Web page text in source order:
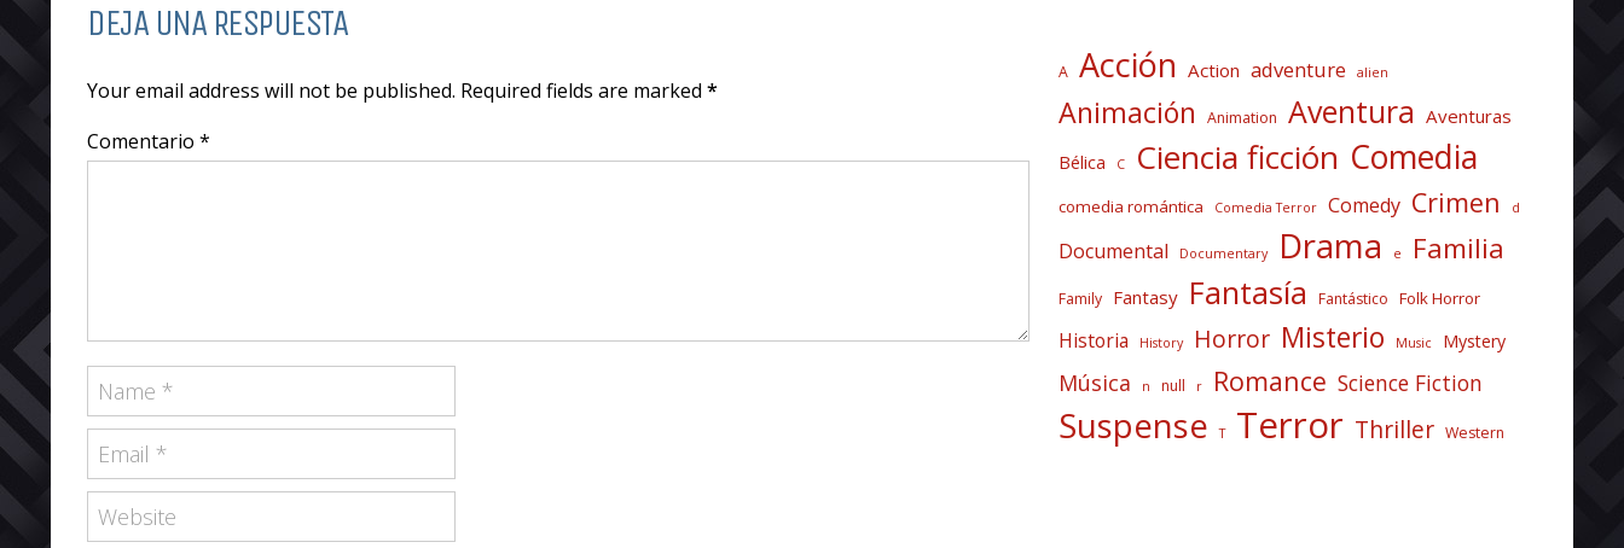
DEJA UNA RESPUESTA
Your email address will not be published. Required fields are marked *
Comentario *
A Acción Action adventure alien
Animación Animation Aventura Aventuras
Bélica C Ciencia ficción Comedia
comedia romántica Comedia Terror Comedy Crimen d
Documental Documentary Drama e Familia
Family Fantasy Fantasía Fantástico Folk Horror
Historia History Horror Misterio Music Mystery
Música n null r Romance Science Fiction
Suspense T Terror Thriller Western